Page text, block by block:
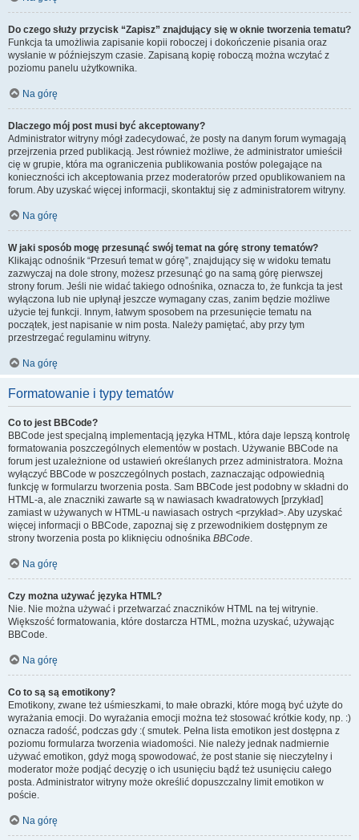
Do czego służy przycisk “Zapisz” znajdujący się w oknie tworzenia tematu?
Funkcja ta umożliwia zapisanie kopii roboczej i dokończenie pisania oraz
wysłanie w późniejszym czasie. Zapisaną kopię roboczą można wczytać z
poziomu panelu użytkownika.
Na górę
Dlaczego mój post musi być akceptowany?
Administrator witryny mógł zadecydować, że posty na danym forum wymagają
przejrzenia przed publikacją. Jest również możliwe, że administrator umieścił
cię w grupie, która ma ograniczenia publikowania postów polegające na
konieczności ich akceptowania przez moderatorów przed opublikowaniem na
forum. Aby uzyskać więcej informacji, skontaktuj się z administratorem witryny.
Na górę
W jaki sposób mogę przesunąć swój temat na górę strony tematów?
Klikając odnośnik “Przesuń temat w górę”, znajdujący się w widoku tematu
zazwyczaj na dole strony, możesz przesunąć go na samą górę pierwszej
strony forum. Jeśli nie widać takiego odnośnika, oznacza to, że funkcja ta jest
wyłączona lub nie upłynął jeszcze wymagany czas, zanim będzie możliwe
użycie tej funkcji. Innym, łatwym sposobem na przesunięcie tematu na
początek, jest napisanie w nim posta. Należy pamiętać, aby przy tym
przestrzegać regulaminu witryny.
Na górę
Formatowanie i typy tematów
Co to jest BBCode?
BBCode jest specjalną implementacją języka HTML, która daje lepszą kontrolę
formatowania poszczególnych elementów w postach. Używanie BBCode na
forum jest uzależnione od ustawień określanych przez administratora. Można
wyłączyć BBCode w poszczególnych postach, zaznaczając odpowiednią
funkcję w formularzu tworzenia posta. Sam BBCode jest podobny w składni do
HTML-a, ale znaczniki zawarte są w nawiasach kwadratowych [przykład]
zamiast w używanych w HTML-u nawiasach ostrych <przykład>. Aby uzyskać
więcej informacji o BBCode, zapoznaj się z przewodnikiem dostępnym ze
strony tworzenia posta po kliknięciu odnośnika BBCode.
Na górę
Czy można używać języka HTML?
Nie. Nie można używać i przetwarzać znaczników HTML na tej witrynie.
Większość formatowania, które dostarcza HTML, można uzyskać, używając
BBCode.
Na górę
Co to są są emotikony?
Emotikony, zwane też uśmieszkami, to małe obrazki, które mogą być użyte do
wyrażania emocji. Do wyrażania emocji można też stosować krótkie kody, np. :)
oznacza radość, podczas gdy :( smutek. Pełna lista emotikon jest dostępna z
poziomu formularza tworzenia wiadomości. Nie należy jednak nadmiernie
używać emotikon, gdyż mogą spowodować, że post stanie się nieczytelny i
moderator może podjąć decyzję o ich usunięciu bądź też usunięciu całego
posta. Administrator witryny może określić dopuszczalny limit emotikon w
poście.
Na górę